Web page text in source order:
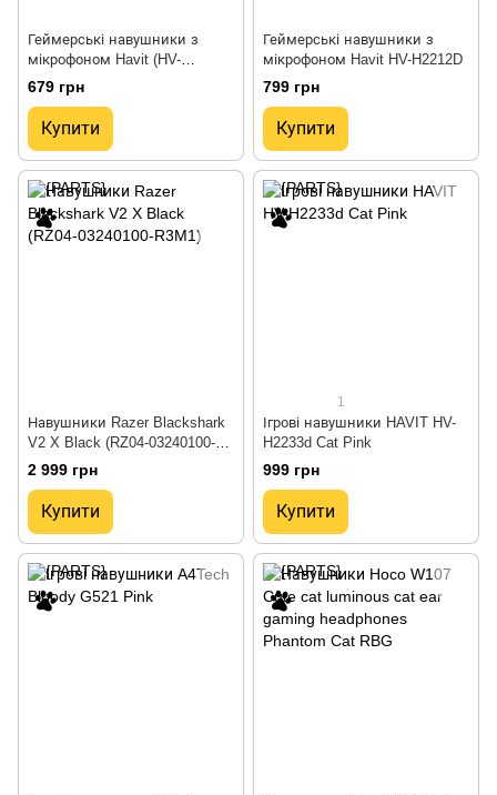
Геймерські навушники з
мікрофоном Havit (HV-
H2232D)
679 грн
Купити
Геймерські навушники з
мікрофоном Havit HV-H2212D
799 грн
Купити
Навушники Razer Blackshark
V2 X Black (RZ04-03240100-
R3M1)
2 999 грн
Купити
1
Ігрові навушники HAVIT HV-
H2233d Cat Pink
999 грн
Купити